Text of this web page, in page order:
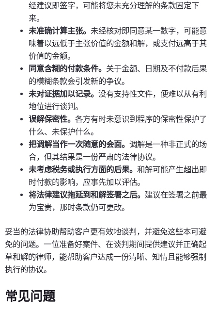
经建议即签字，可能将您未充分理解的条款固定下
来。
未准确计算主张。 未经核对即同意某一数字，可能意
味着以远低于主张价值的金额和解，或支付远高于其
价值的金额。
同意含糊的付款条件。 关于金额、日期及不付款后果
的模糊条款会引发新的争议。
未对证据加以记录。没有支持性文件，便难以从有利
地位进行谈判。
误解保密性。各方有时未意识到程序的保密性保护了
什么、未保护什么。
把调解当作一次随意的会面。调解是一种非正式的场
合，但其结果是一份严肃的法律协议。
未考虑税务或执行方面的后果。和解可能产生超出即
时付款的影响，应事先加以评估。
将法律建议拖延到和解签署之后。 建议在签署之前最
为宝贵，那时条款仍可更改。
妥当的法律协助帮助客户更有效地谈判，并避免这些本可避
免的问题。一位准备好案件、在谈判期间提供建议并正确起
草和解的律师，能帮助客户达成一份清晰、知情且能够强制
执行的协议。
常见问题